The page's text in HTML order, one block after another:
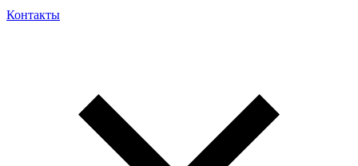
Контакты